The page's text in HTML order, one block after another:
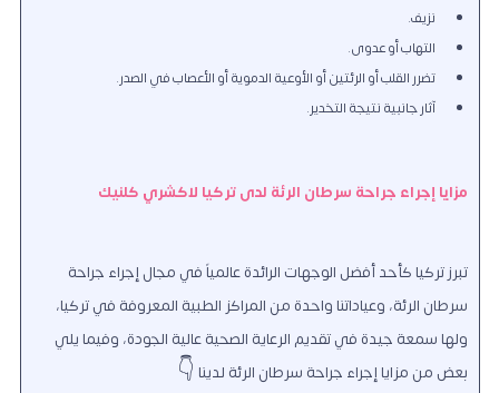
نزيف.
التهاب أو عدوى.
تضرر القلب أو الرئتين أو الأوعية الدموية أو الأعصاب في الصدر.
آثار جانبية نتيجة التخدير.
مزايا إجراء جراحة سرطان الرئة لدى تركيا لاكشري كلنيك
تبرز تركيا كأحد أفضل الوجهات الرائدة عالمياً في مجال إجراء جراحة
سرطان الرئة، وعياداتنا واحدة من المراكز الطبية المعروفة في تركيا،
ولها سمعة جيدة في تقديم الرعاية الصحية عالية الجودة، وفيما يلي
بعض من مزايا إجراء جراحة سرطان الرئة لدينا 👇